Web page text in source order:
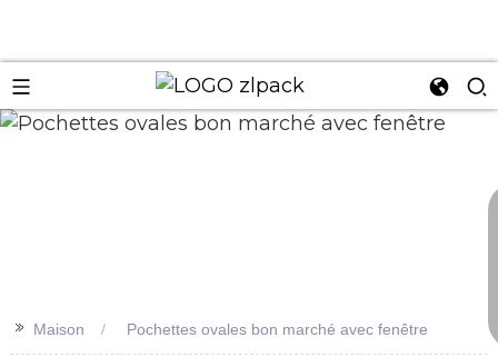
>> Maison Pochettes ovales bon marché avec fenêtre